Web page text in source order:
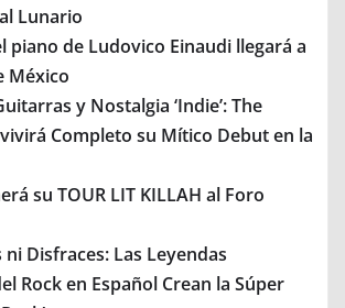
Lunario
piano de Ludovico Einaudi llegará a
México
y Nostalgia ‘Indie’: The
Completo su Mítico Debut en la
su TOUR LIT KILLAH al Foro
Disfraces: Las Leyendas
Rock en Español Crean la Súper